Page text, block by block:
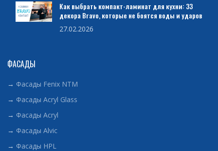
Как выбрать компакт-ламинат для кухни: 33
декора Bravo, которые не боятся воды и ударов
27.02.2026
ФАСАДЫ
→ Фасады Fenix NTM
→ Фасады Acryl Glass
→ Фасады Acryl
→ Фасады Alvic
→ Фасады HPL